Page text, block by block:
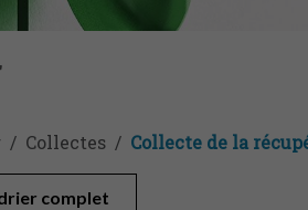
Collectes Collecte de la
complet